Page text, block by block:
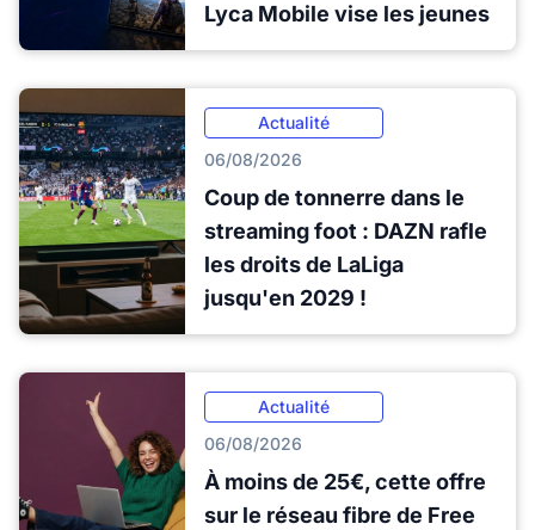
Lyca Mobile vise les jeunes
Actualité
06/08/2026
Coup de tonnerre dans le
streaming foot : DAZN rafle
les droits de LaLiga
jusqu'en 2029 !
Actualité
06/08/2026
À moins de 25€, cette offre
sur le réseau fibre de Free